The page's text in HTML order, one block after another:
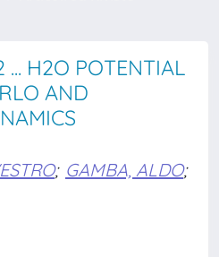
H2O POTENTIAL
AND
; GAMBA, ALDO;